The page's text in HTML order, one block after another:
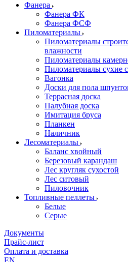
Фанера
Фанера ФК
Фанера ФСФ
Пиломатериалы
Пиломатериалы
влажности
Пиломатериалы
Пиломатериалы сухие
Вагонка
Доски для пола
Террасная доска
Палубная доска
Имитация бруса
Планкен
Наличник
Лесоматериалы
Баланс хвойный
Березовый карандаш
Лес кругляк сухостой
Лес ситовый
Пиловочник
Топливные пеллеты
Белые
Серые
Документы
Прайс-лист
Оплата и доставка
EN